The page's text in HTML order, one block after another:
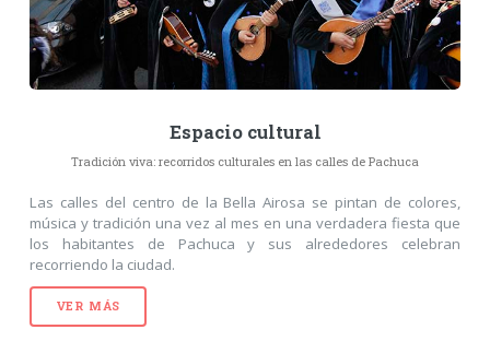
Espacio cultural
Tradición viva: recorridos culturales en las calles de Pachuca
Las calles del centro de la Bella Airosa se pintan de colores,
música y tradición una vez al mes en una verdadera fiesta que
los habitantes de Pachuca y sus alrededores celebran
recorriendo la ciudad.
VER MÁS